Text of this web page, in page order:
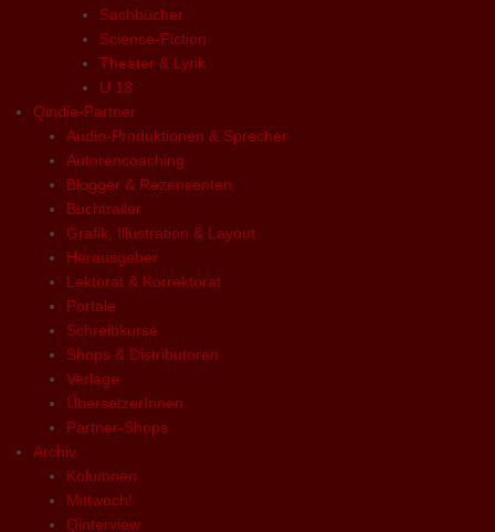
Sachbücher
Science-Fiction
Theater & Lyrik
U 18
Qindie-Partner
Audio-Produktionen & Sprecher
Autorencoaching
Blogger & Rezensenten
Buchtrailer
Grafik, Illustration & Layout
Herausgeber
Lektorat & Korrektorat
Portale
Schreibkurse
Shops & Distributoren
Verlage
ÜbersetzerInnen
Partner-Shops
Archiv
Kolumnen
Mittwoch!
Qinterview